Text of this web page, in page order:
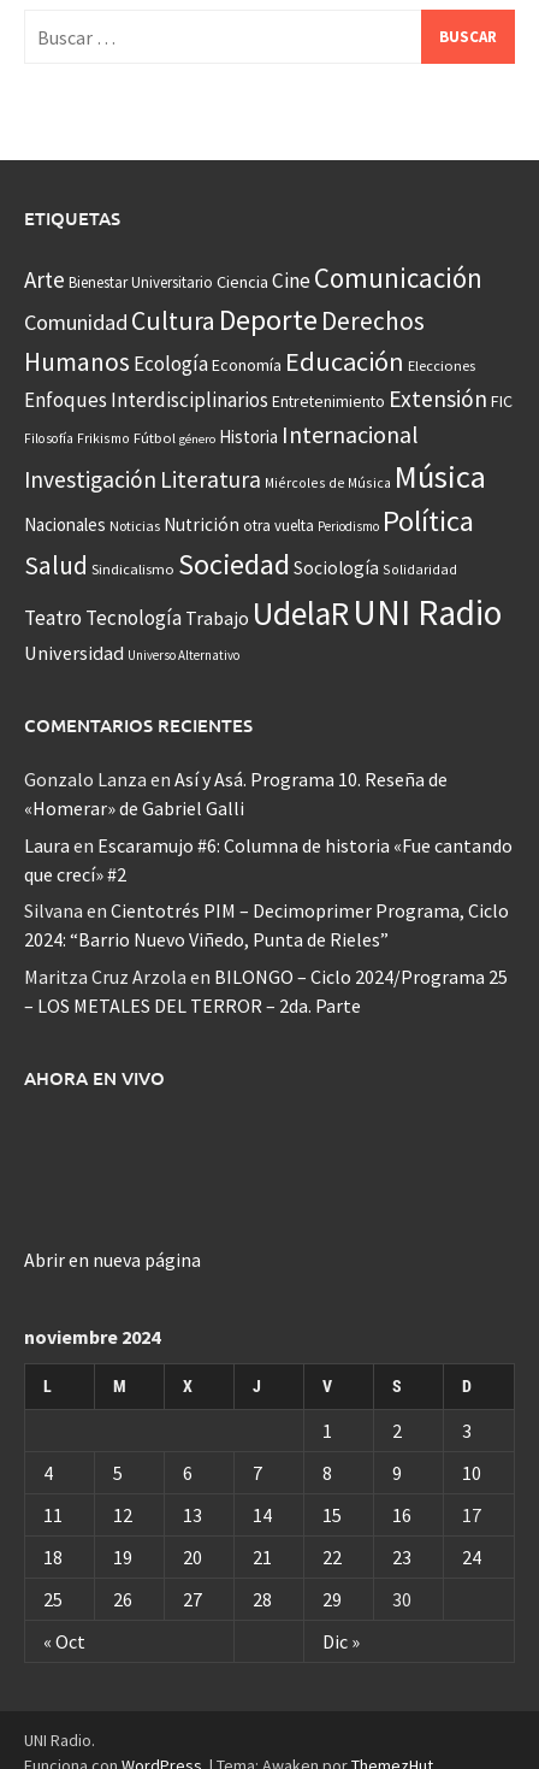
ETIQUETAS
Arte Bienestar Universitario Ciencia CineComunicación
Comunidad Cultura Deporte Derechos
Humanos EcologíaEconomía Educación Elecciones
Enfoques Interdisciplinarios Entretenimiento Extensión FIC
Filosofía Frikismo Fútbol género Historia Internacional
Investigación Literatura Miércoles de Música Música
Nacionales Noticias Nutrición otra vuelta Periodismo Política
Salud Sindicalismo Sociedad Sociología Solidaridad
Teatro Tecnología Trabajo UdelaRUNI Radio
Universidad Universo Alternativo
COMENTARIOS RECIENTES
Gonzalo Lanza en Así y Asá. Programa 10. Reseña de
«Homerar» de Gabriel Galli
Laura en Escaramujo #6: Columna de historia «Fue cantando
que crecí» #2
Silvana en Cientotrés PIM – Decimoprimer Programa, Ciclo
2024: “Barrio Nuevo Viñedo, Punta de Rieles”
Maritza Cruz Arzola en BILONGO – Ciclo 2024/Programa 25
– LOS METALES DEL TERROR – 2da. Parte
AHORA EN VIVO
Abrir en nueva página
noviembre 2024
L M X J V S D
« Oct Dic »
1 2
3
4
5 6 7 8 9
10
11
12 13 14 15 16
17
18
19 20 21 22 23
24
25
26 27 28 29 30
UNI Radio.